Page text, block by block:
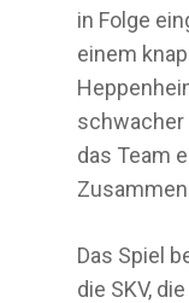
in Folge
einem
schwacher
das Team
Das Spiel
die SKV,